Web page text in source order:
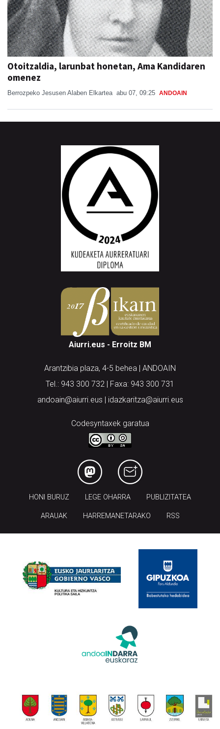
Otoitzaldia, larunbat honetan, Ama Kandidaren
omenez
Berrozpeko Jesusen Alaben Elkartea abu 07, 09:25 ANDOAIN
Aiurri.eus - Erroitz BM
Arantzibia plaza, 4-5 behea | ANDOAIN
Tel.: 943 300 732 | Faxa: 943 300 731
andoain@aiurri.eus | idazkaritza@aiurri.eus
Codesyntaxek garatua
HONI BURUZ LEGE OHARRA PUBLIZITATEA
ARAUAK HARREMANETARAKO RSS